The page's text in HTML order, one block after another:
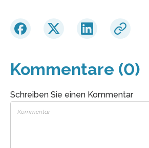
Kommentare (0)
Schreiben Sie einen Kommentar